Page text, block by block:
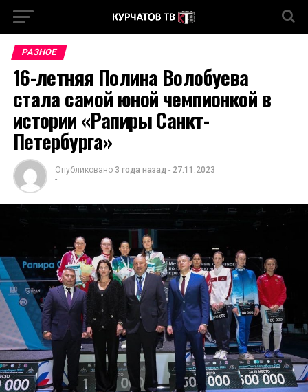
РАЗНОЕ
16-летняя Полина Волобуева
стала самой юной чемпионкой в
истории «Рапиры Санкт-
Петербурга»
Опубликовано 3 года назад - 27.11.2023
-